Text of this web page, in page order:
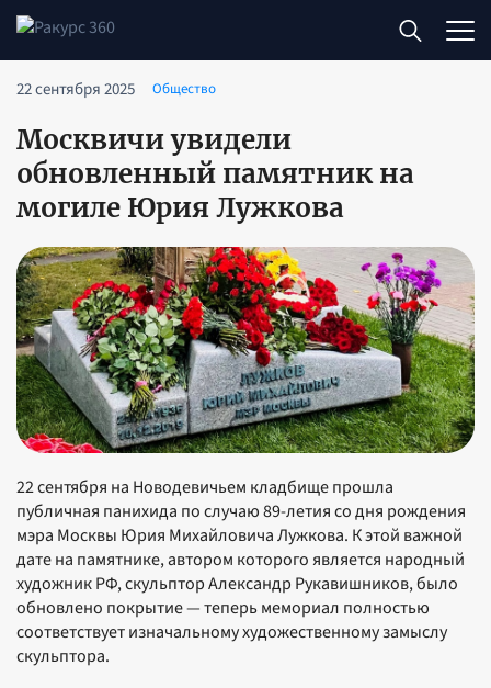
22 сентября 2025 Общество
Москвичи увидели
обновленный памятник на
могиле Юрия Лужкова
22 сентября на Новодевичьем кладбище прошла
публичная панихида по случаю 89-летия со дня рождения
мэра Москвы Юрия Михайловича Лужкова. К этой важной
дате на памятнике, автором которого является народный
художник РФ, скульптор Александр Рукавишников, было
обновлено покрытие — теперь мемориал полностью
соответствует изначальному художественному замыслу
скульптора.